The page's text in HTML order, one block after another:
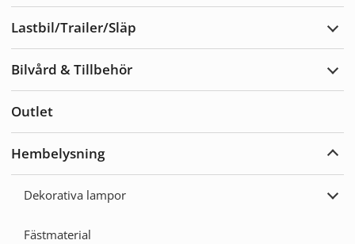
Lastbil/Trailer/Släp
Bilvård & Tillbehör
Outlet
Hembelysning
Dekorativa lampor
Fästmaterial